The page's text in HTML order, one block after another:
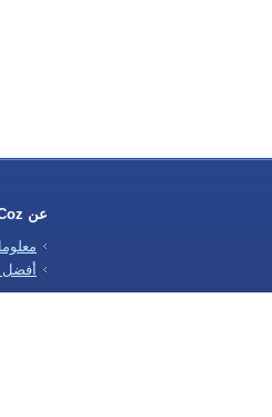
عن
أفضل